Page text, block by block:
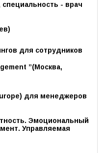
- врач
для сотрудников
”(Москва,
для менеджеров
Эмоциональный
Управляемая